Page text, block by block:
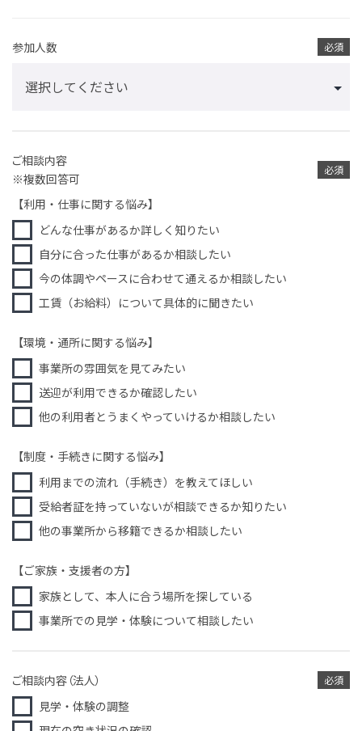
参加人数 必須
ご相談内容
※複数回答可
必須
【利用・仕事に関する悩み】
どんな仕事があるか詳しく知りたい
自分に合った仕事があるか相談したい
今の体調やペースに合わせて通えるか相談したい
工賃（お給料）について具体的に聞きたい
【環境・通所に関する悩み】
事業所の雰囲気を見てみたい
送迎が利用できるか確認したい
他の利用者とうまくやっていけるか相談したい
【制度・手続きに関する悩み】
利用までの流れ（手続き）を教えてほしい
受給者証を持っていないが相談できるか知りたい
他の事業所から移籍できるか相談したい
【ご家族・支援者の方】
家族として、本人に合う場所を探している
事業所での見学・体験について相談したい
ご相談内容（法人） 必須
見学・体験の調整